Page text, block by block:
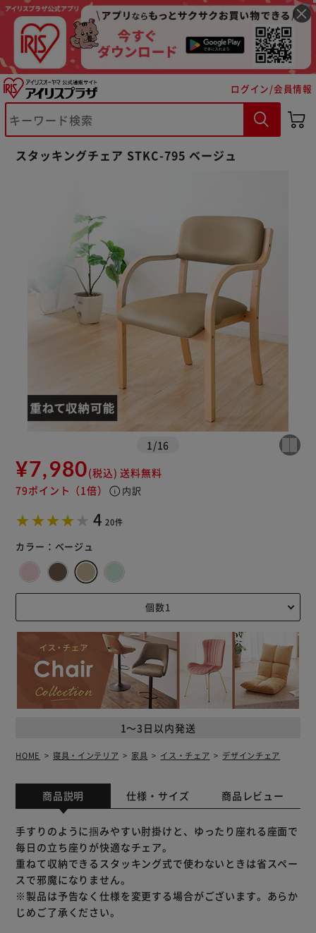
ログイン/会員情報
スタッキングチェア STKC-795 ベージュ
1 /16
¥7,980(税込) 送料無料
79ポイント （1倍） info 内訳
4 20件
カラー： ベージュ
1～3日以内発送
HOME 寝具・インテリア 家具 イス・チェア デザインチェア
商品説明 仕様・サイズ 商品レビュー
手すりのように掴みやすい肘掛けと、ゆったり座れる座面で
毎日の立ち座りが快適なチェア。
重ねて収納できるスタッキング式で使わないときは省スペー
スで邪魔になりません。
※製品は予告なく仕様を変更する場合がございます。あらか
じめご了承ください。
※ご確認ください
購入手続きへ